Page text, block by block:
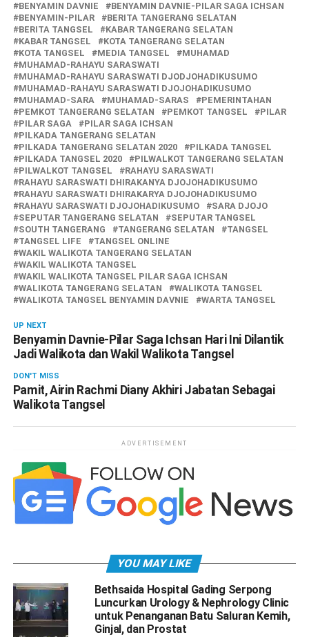
BENYAMIN DAVNIE
BENYAMIN DAVNIE-PILAR SAGA ICHSAN
BENYAMIN-PILAR
BERITA TANGERANG SELATAN
BERITA TANGSEL
KABAR TANGERANG SELATAN
KABAR TANGSEL
KOTA TANGERANG SELATAN
KOTA TANGSEL
MEDIA TANGSEL
MUHAMAD
MUHAMAD-RAHAYU SARASWATI
MUHAMAD-RAHAYU SARASWATI DJODJOHADIKUSUMO
MUHAMAD-RAHAYU SARASWATI DJOJOHADIKUSUMO
MUHAMAD-SARA
MUHAMAD-SARAS
PEMERINTAHAN
PEMKOT TANGERANG SELATAN
PEMKOT TANGSEL
PILAR
PILAR SAGA
PILAR SAGA ICHSAN
PILKADA TANGERANG SELATAN
PILKADA TANGERANG SELATAN 2020
PILKADA TANGSEL
PILKADA TANGSEL 2020
PILWALKOT TANGERANG SELATAN
PILWALKOT TANGSEL
RAHAYU SARASWATI
RAHAYU SARASWATI DHIRAKANYA DJOJOHADIKUSUMO
RAHAYU SARASWATI DHIRAKARYA DJOJOHADIKUSUMO
RAHAYU SARASWATI DJOJOHADIKUSUMO
SARA DJOJO
SEPUTAR TANGERANG SELATAN
SEPUTAR TANGSEL
SOUTH TANGERANG
TANGERANG SELATAN
TANGSEL
TANGSEL LIFE
TANGSEL ONLINE
WAKIL WALIKOTA TANGERANG SELATAN
WAKIL WALIKOTA TANGSEL
WAKIL WALIKOTA TANGSEL PILAR SAGA ICHSAN
WALIKOTA TANGERANG SELATAN
WALIKOTA TANGSEL
WALIKOTA TANGSEL BENYAMIN DAVNIE
WARTA TANGSEL
UP NEXT
Benyamin Davnie-Pilar Saga Ichsan Hari Ini Dilantik
Jadi Walikota dan Wakil Walikota Tangsel
DON'T MISS
Pamit, Airin Rachmi Diany Akhiri Jabatan Sebagai
Walikota Tangsel
ADVERTISEMENT
YOU MAY LIKE
Bethsaida Hospital Gading Serpong
Luncurkan Urology & Nephrology Clinic
untuk Penanganan Batu Saluran Kemih,
Ginjal, dan Prostat